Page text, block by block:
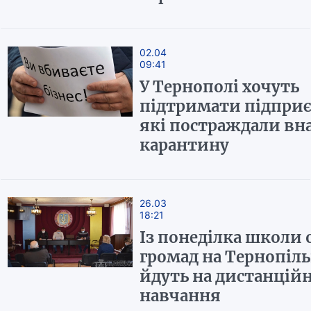
02.04
09:41
У Тернополі хочуть
підтримати
які постраждали
карантину
26.03
18:21
Із понеділка школи
громад на
йдуть на
навчання